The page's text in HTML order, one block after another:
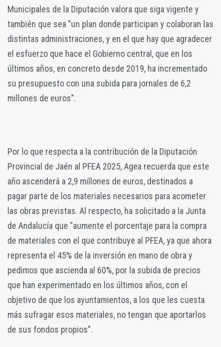
Municipales de la Diputación valora que siga vigente y
también que sea "un plan donde participan y colaboran las
distintas administraciones, y en el que hay que agradecer
el esfuerzo que hace el Gobierno central, que en los
últimos años, en concreto desde 2019, ha incrementado
su presupuesto con una subida para jornales de 6,2
millones de euros".
Por lo que respecta a la contribución de la Diputación
Provincial de Jaén al PFEA 2025, Agea recuerda que este
año ascenderá a 2,9 millones de euros, destinados a
pagar parte de los materiales necesarios para acometer
las obras previstas. Al respecto, ha solicitado a la Junta
de Andalucía que "aumente el porcentaje para la compra
de materiales con el que contribuye al PFEA, ya que ahora
representa el 45% de la inversión en mano de obra y
pedimos que ascienda al 60%, por la subida de precios
que han experimentado en los últimos años, con el
objetivo de que los ayuntamientos, a los que les cuesta
más sufragar esos materiales, no tengan que aportarlos
de sus fondos propios".